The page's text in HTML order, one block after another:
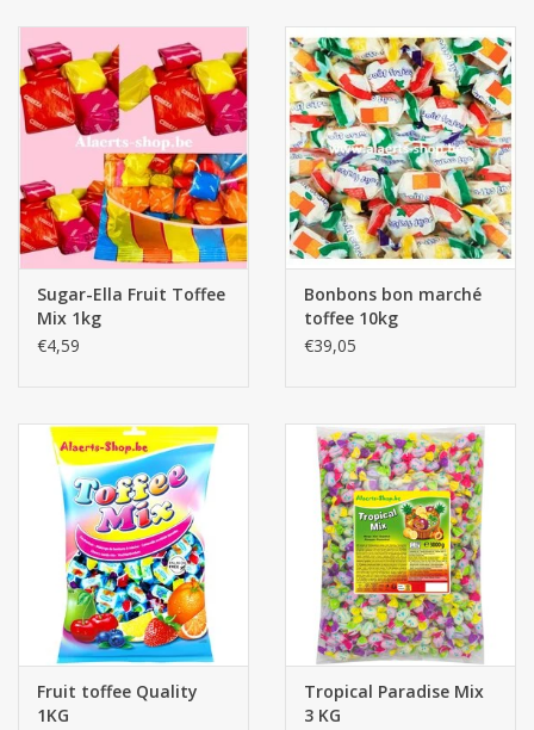
Sugar-Ella Fruit Toffee
Mix 1kg
€4,59
Bonbons bon marché
toffee 10kg
€39,05
Fruit toffee Quality
1KG
Tropical Paradise Mix
3 KG